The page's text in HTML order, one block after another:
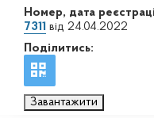
Номер, дата
7311 від 24.04.2022
Поділитись:
Завантажити